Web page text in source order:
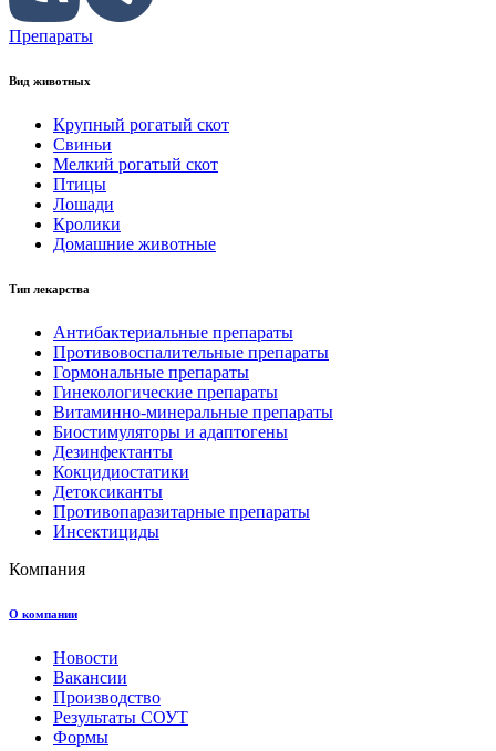
Препараты
Вид животных
Крупный рогатый скот
Свиньи
Мелкий рогатый скот
Птицы
Лошади
Кролики
Домашние животные
Тип лекарства
Антибактериальные препараты
Противовоспалительные препараты
Гормональные препараты
Гинекологические препараты
Витаминно-минеральные препараты
Биостимуляторы и адаптогены
Дезинфектанты
Кокцидиостатики
Детоксиканты
Противопаразитарные препараты
Инсектициды
Компания
О компании
Новости
Вакансии
Производство
Результаты СОУТ
Формы